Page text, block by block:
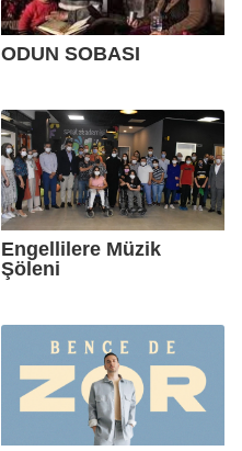
ODUN SOBASI
Engellilere Müzik
Şöleni